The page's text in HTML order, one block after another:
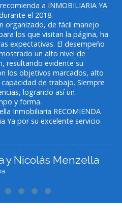
a INMOBILIARIA YA
el 2018.
organizado, de fácil manejo
los que visitan la página, ha
expectativas. El desempeño
un alto nivel de
resultando evidente su
los objetivos marcados, alto
de trabajo. Siempre
logrando así un
y forma.
Inmobiliaria RECOMIENDA
Ya por su excelente servicio
y Nicolás Menzella